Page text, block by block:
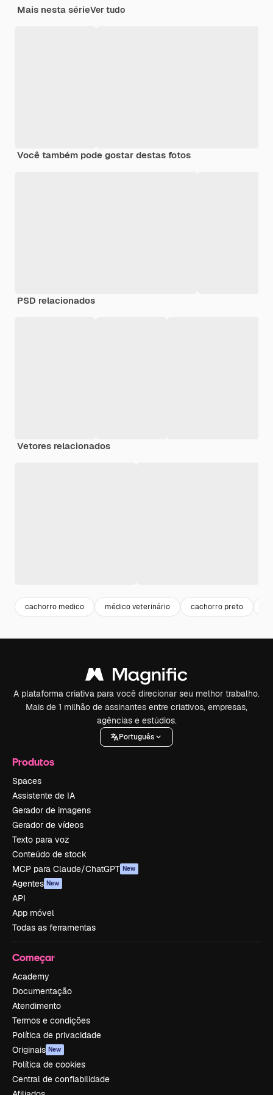
Mais nesta sérieVer tudo
Você também pode gostar destas fotos
PSD relacionados
Vetores relacionados
cachorro medico médico veterinário cachorro preto
A plataforma criativa para você direcionar seu melhor trabalho.
Mais de 1 milhão de assinantes entre criativos, empresas,
agências e estúdios.
Português
Produtos
Spaces
Assistente de IA
Gerador de imagens
Gerador de vídeos
Texto para voz
Conteúdo de stock
MCP para Claude/ChatGPT New
Agentes New
API
App móvel
Todas as ferramentas
Começar
Academy
Documentação
Atendimento
Termos e condições
Política de privacidade
Originais New
Política de cookies
Central de confiabilidade